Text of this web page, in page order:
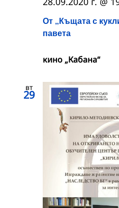
От „Къщата с
павета
кино „Кабана“
вт
29